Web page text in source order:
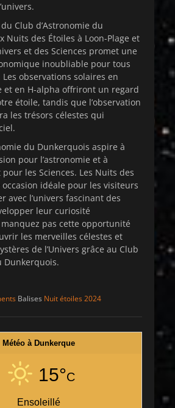
Club d’Astronomie du
Nuits des Étoiles à Loon-Plage et
et des Sciences promet une
inoubliable pour tous
observations solaires en
et en H-alpha offriront un regard
étoile, tandis que l’observation
les trésors célestes qui
du Dunkerquois aspire à
pour l’astronomie et à
les Sciences. Les Nuits des
idéale pour les visiteurs
avec l’univers fascinant des
leur curiosité
pas cette opportunité
les merveilles célestes et
de l’Univers grâce au Club
Dunkerquois.
Balises Nuit étoiles 2024
Météo à Dunkerque
15°C
Ensoleillé